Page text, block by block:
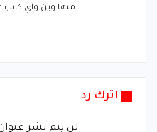
منها وين واي كاتب
اترك رد
لن يتم نشر عنوان